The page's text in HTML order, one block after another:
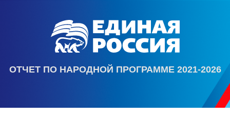
ОТЧЕТ ПО НАРОДНОЙ ПРОГРАММЕ 2021-2026